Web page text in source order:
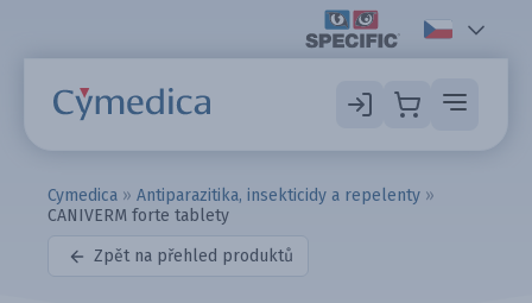
Cymedica » Antiparazitika, insekticidy a repelenty »
CANIVERM forte tablety
Zpět na přehled produktů